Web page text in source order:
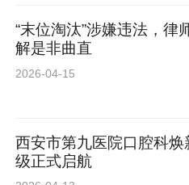
“末位淘汰”涉嫌违法，律
解是非曲直
2026-04-15
西安市第九医院口腔科焕
级正式启航